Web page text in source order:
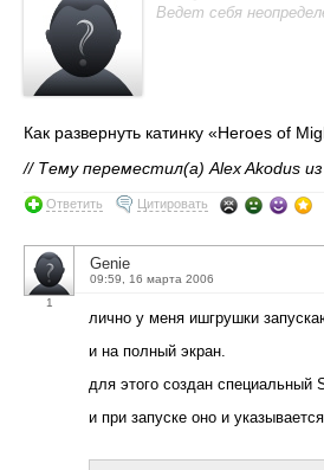
Ведет себя
Как развернуть катинку «Heroes of
// Тему переместил(а) Alex Akodus
Ответить Цитировать
1
Genie
09:59, 16 марта 2006
лично у меня ишгрушки
и на полный экран.
для этого создан
и при запуске оно и